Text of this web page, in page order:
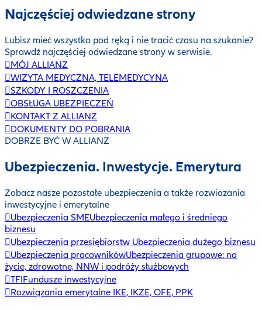
Najczęściej odwiedzane strony
Lubisz mieć wszystko pod ręką i nie tracić czasu na szukanie?
Sprawdź najczęściej odwiedzane strony w serwisie.
MÓJ ALLIANZ
WIZYTA MEDYCZNA, TELEMEDYCYNA
SZKODY I ROSZCZENIA
OBSŁUGA UBEZPIECZEŃ
KONTAKT Z ALLIANZ
DOKUMENTY DO POBRANIA
DOBRZE BYĆ W ALLIANZ
Ubezpieczenia. Inwestycje. Emerytura
Zobacz nasze pozostałe ubezpieczenia a także rozwiazania
inwestycyjne i emerytalne
Ubezpieczenia SMEUbezpieczenia małego i średniego
biznesu
Ubezpieczenia przesiębiorstw Ubezpieczenia dużego biznesu
Ubezpieczenia pracownikówUbezpieczenia grupowe: na
życie, zdrowotne, NNW i podróży służbowych
TFIFundusze inwestycyjne
Rozwiązania emerytalne IKE, IKZE, OFE, PPK